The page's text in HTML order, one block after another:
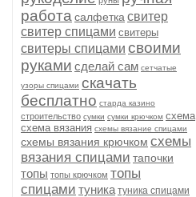
работа салфетка свитер
свитер спицами свитеры
свитеры спицами своими
руками сделай сам сетчатые
узоры спицами скачать
бесплатно старда казино
строительство сумки сумки крючком схема
схема вязания схемы вязание спицами
схемы вязания крючком схемы
вязания спицами тапочки
топы топы крючком топы
спицами туника туника спицами